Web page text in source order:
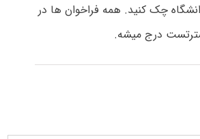
چک کنید. همه فراخوان ها در
درج میشه.